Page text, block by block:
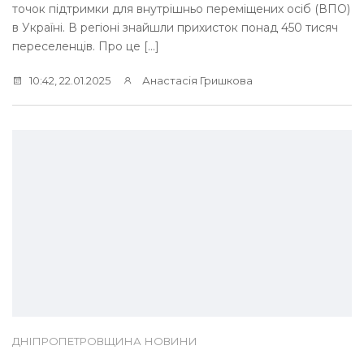
точок підтримки для внутрішньо переміщених осіб (ВПО)
в Україні. В регіоні знайшли прихисток понад 450 тисяч
переселенців. Про це […]
10:42, 22.01.2025 Анастасія Гришкова
ДНІПРОПЕТРОВЩИНА НОВИНИ